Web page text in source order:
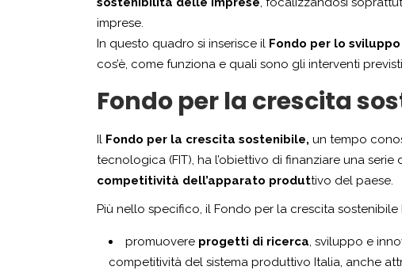
imprese.
In questo quadro si inserisce il Fondo per lo
cos’è, come funziona e quali sono gli interventi
Fondo per la crescita
Il Fondo per la crescita sostenibile, un tempo
tecnologica (FIT), ha l’obiettivo di finanziare una
competitività dell’apparato produttivo del paese.
Più nello specifico, il Fondo per la crescita sostenibile
promuovere progetti di ricerca, sviluppo e
competitività del sistema produttivo Italia, anche